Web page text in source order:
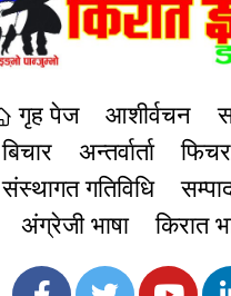
गृह पेज आशीर्वचन
बिचार
अन्तर्वार्ता
संस्थागत गतिविधि
अंग्रेजी भाषा
किरात